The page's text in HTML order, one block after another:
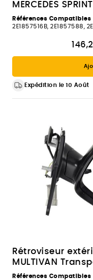
MERCEDES
Références Compatibles
2E1857516B, 2E1857588,
Expédition le 10 Août
Rétroviseur
MULTIVAN
Références Compatibles